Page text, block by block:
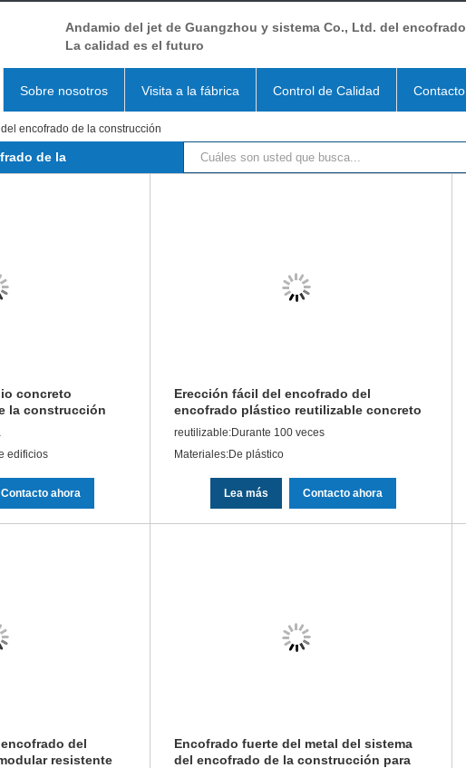
Andamio del jet de Guangzhou y sistema Co., Ltd. del encofrado
La calidad es el futuro
Sobre nosotros Visita a la fábrica Control de Calidad Contacto
encofrado de la construcción
de la
concreto
la construcción
del encofrado
edificios
Contacto ahora
Erección fácil del encofrado del
encofrado plástico reutilizable concreto
plástico del sistema
reutilizable:Durante 100 veces
Materiales:De plástico
Lea más Contacto ahora
del
resistente
Encofrado fuerte del metal del sistema
del encofrado de la construcción para